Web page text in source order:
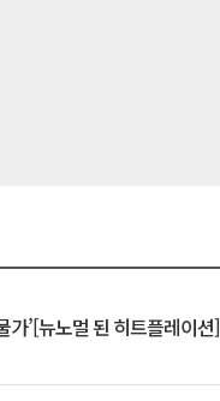
가’[뉴노멀 된 히트플레이션]